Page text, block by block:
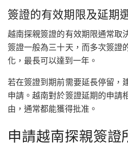
簽證的有效期限及延期
越南探親簽證的有效期限通常取
簽證一般為三十天，而多次簽證
化，最長可以達到一年。
若在簽證到期前需要延長停留，
申請。越南對於簽證延期的申請
由，通常都能獲得批准。
申請越南探親簽證